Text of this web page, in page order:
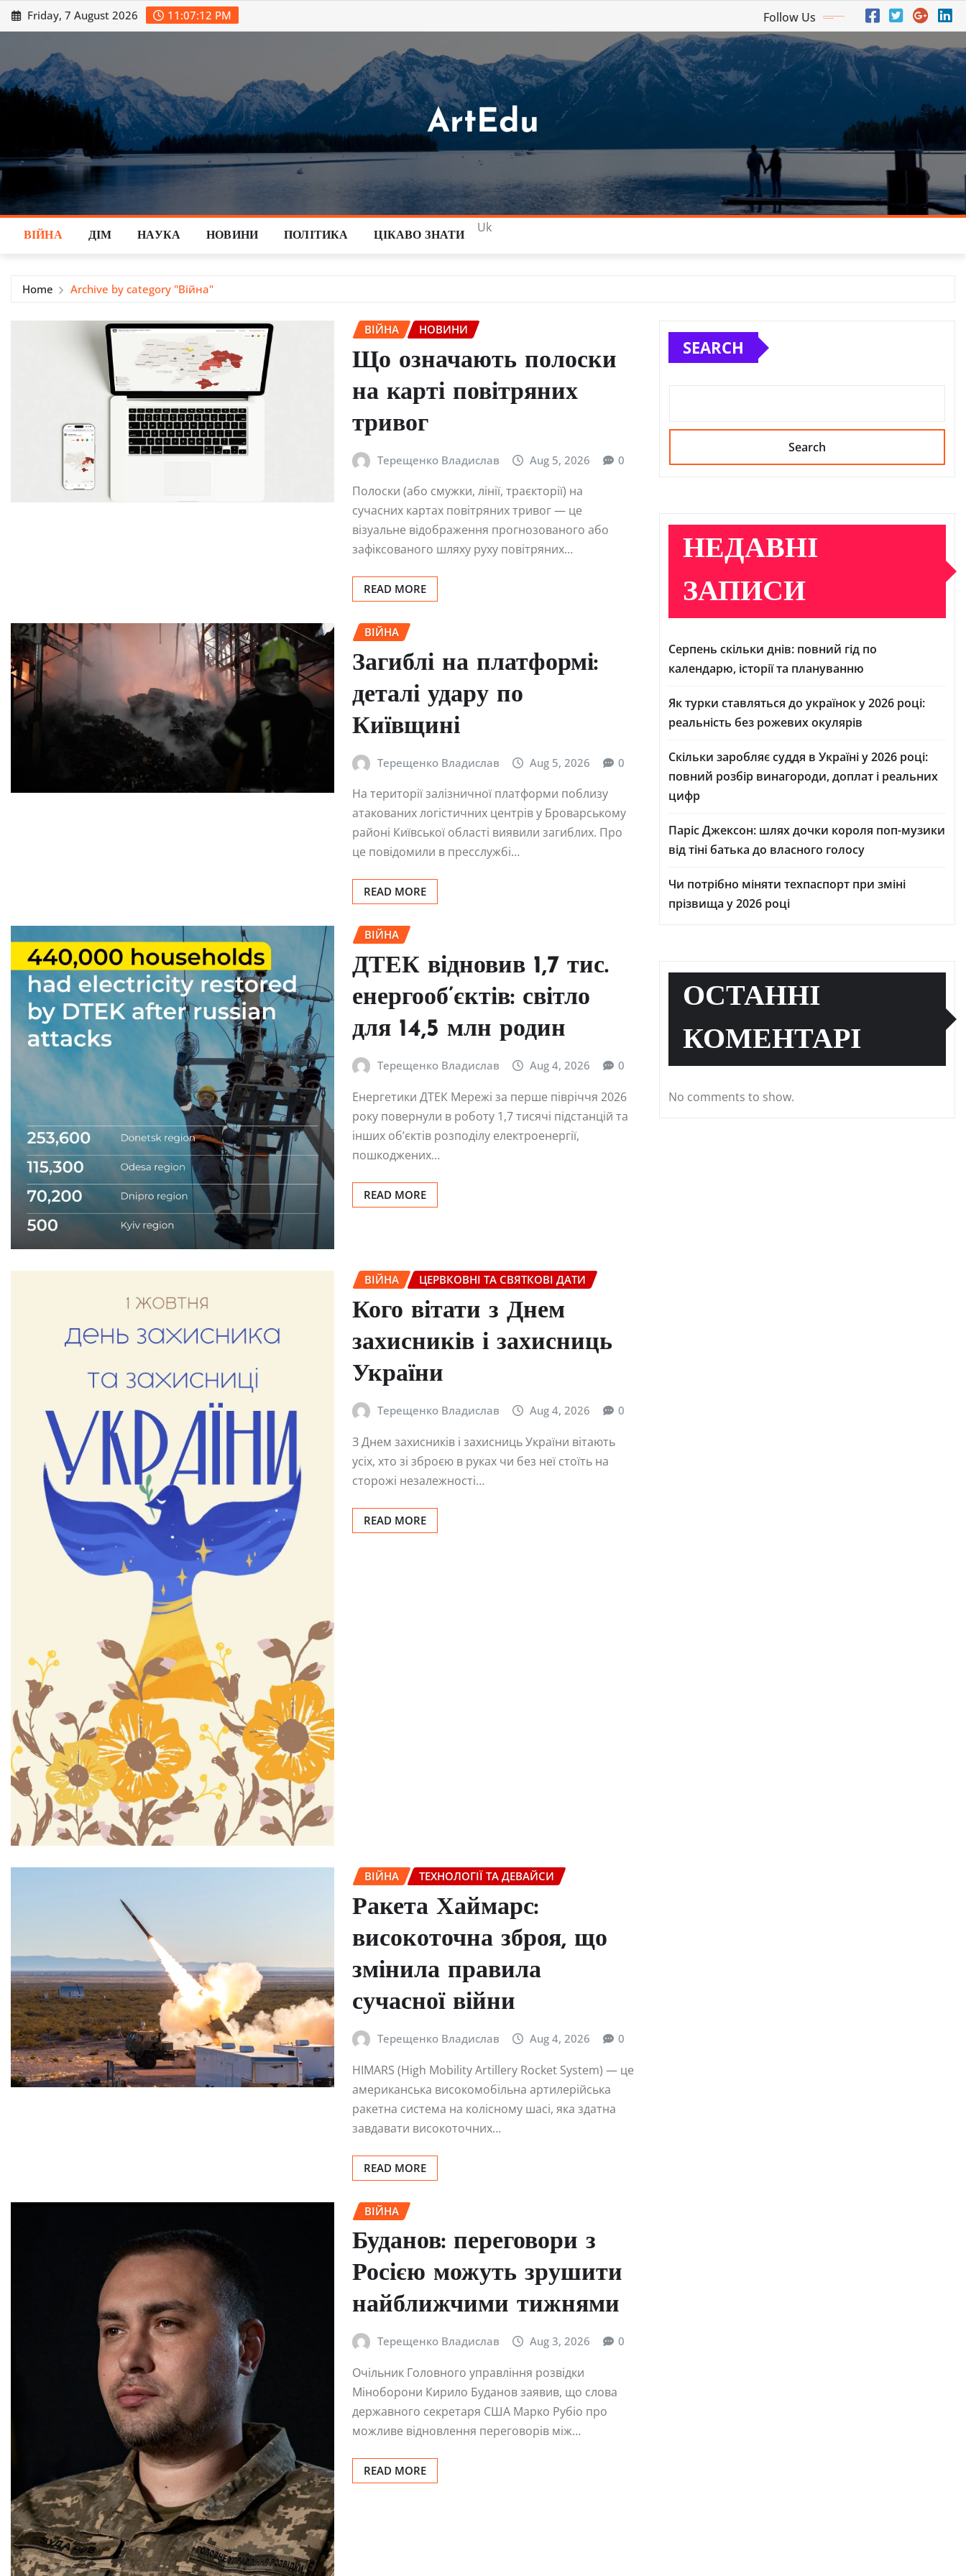
Skip
to
Friday, 7 August 2026 11:07:14 PM Follow Us
ArtEdu
ВІЙНА ДІМ НАУКА НОВИНИ ПОЛІТИКА ЦІКАВО ЗНАТИ
Uk
Home Archive by category "Війна"
ВІЙНА НОВИНИ
Що означають полоски
на карті повітряних
тривог
Терещенко Владислав Aug 5, 2026 0
Полоски (або смужки, лінії, траєкторії) на
сучасних картах повітряних тривог — це
візуальне відображення прогнозованого або
зафіксованого шляху руху повітряних…
READ MORE
ВІЙНА
Загиблі на платформі:
деталі удару по
Київщині
Терещенко Владислав Aug 5, 2026 0
На території залізничної платформи поблизу
атакованих логістичних центрів у Броварському
районі Київської області виявили загиблих. Про
це повідомили в пресслужбі…
READ MORE
ВІЙНА
ДТЕК відновив 1,7 тис.
енергооб’єктів: світло
для 14,5 млн родин
Терещенко Владислав Aug 4, 2026 0
Енергетики ДТЕК Мережі за перше півріччя 2026
року повернули в роботу 1,7 тисячі підстанцій та
інших об’єктів розподілу електроенергії,
пошкоджених…
READ MORE
ВІЙНА ЦЕРВКОВНІ ТА СВЯТКОВІ ДАТИ
Кого вітати з Днем
захисників і захисниць
України
Терещенко Владислав Aug 4, 2026 0
З Днем захисників і захисниць України вітають
усіх, хто зі зброєю в руках чи без неї стоїть на
сторожі незалежності…
READ MORE
ВІЙНА ТЕХНОЛОГІЇ ТА ДЕВАЙСИ
Ракета Хаймарс:
високоточна зброя, що
змінила правила
сучасної війни
Терещенко Владислав Aug 4, 2026 0
HIMARS (High Mobility Artillery Rocket System) — це
американська високомобільна артилерійська
ракетна система на колісному шасі, яка здатна
завдавати високоточних…
READ MORE
ВІЙНА
Буданов: переговори з
Росією можуть зрушити
найближчими тижнями
Терещенко Владислав Aug 3, 2026 0
Очільник Головного управління розвідки
Міноборони Кирило Буданов заявив, що слова
державного секретаря США Марко Рубіо про
можливе відновлення переговорів між…
READ MORE
SEARCH
Search
НЕДАВНІ
ЗАПИСИ
Серпень скільки днів: повний гід по
календарю, історії та плануванню
Як турки ставляться до українок у 2026 році:
реальність без рожевих окулярів
Скільки заробляє суддя в Україні у 2026 році:
повний розбір винагороди, доплат і реальних
цифр
Паріс Джексон: шлях дочки короля поп-музики
від тіні батька до власного голосу
Чи потрібно міняти техпаспорт при зміні
прізвища у 2026 році
ОСТАННІ
КОМЕНТАРІ
No comments to show.